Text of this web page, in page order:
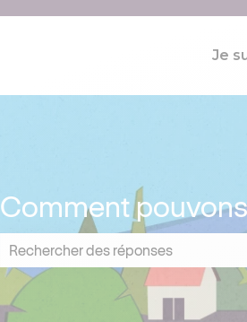
Je
Comment
Il n'y a aucune suggestion car le